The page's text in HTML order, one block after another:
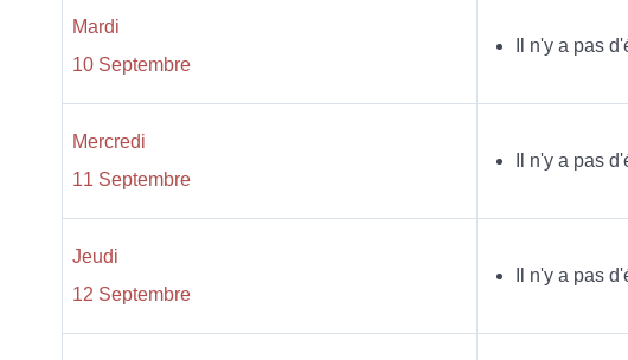
Mardi
10 Septembre
Il n'y a pas
Mercredi
11 Septembre
Il n'y a pas
Jeudi
12 Septembre
Il n'y a pas